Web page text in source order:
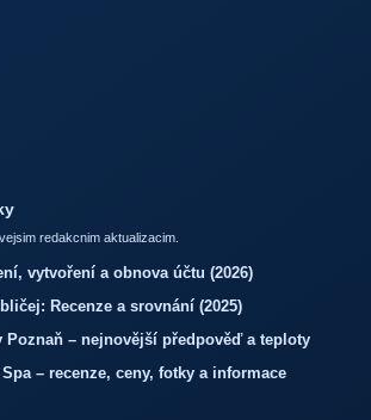
redakcnim aktualizacim.
vytvoření a obnova účtu (2026)
Recenze a srovnání (2025)
Poznaň – nejnovější předpověď a teploty
– recenze, ceny, fotky a informace